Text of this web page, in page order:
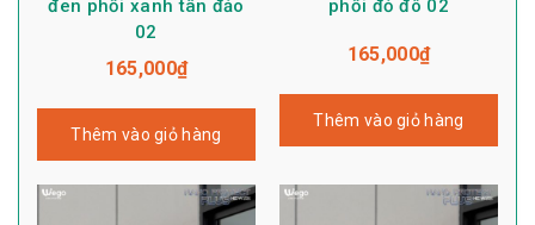
đen phối xanh tân đảo
02
165,000₫
Thêm vào giỏ hàng
phối đỏ đô 02
165,000₫
Thêm vào giỏ hàng